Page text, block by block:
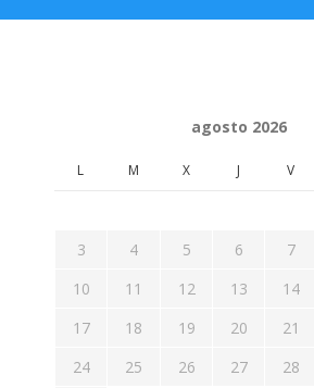
agosto 2026
L M X J V
3
4 5 6 7
10
11 12 13 14
17
18 19 20 21
24
25 26 27 28